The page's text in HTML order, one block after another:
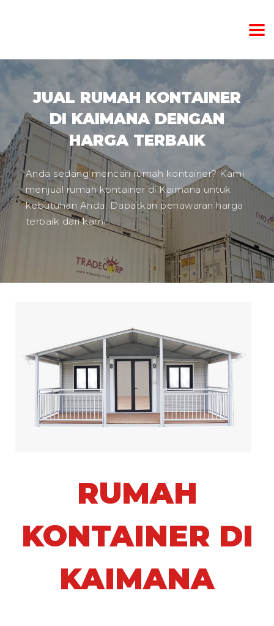
JUAL RUMAH KONTAINER
DI KAIMANA DENGAN
HARGA TERBAIK
Anda sedang mencari rumah kontainer? Kami
menjual rumah kontainer di Kaimana untuk
kebutuhan Anda. Dapatkan penawaran harga
terbaik dari kami.
RUMAH
KONTAINER DI
KAIMANA